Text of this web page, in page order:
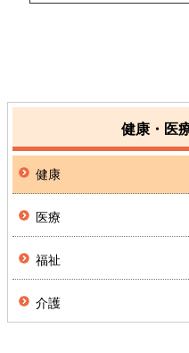
健康・医
健康
医療
福祉
介護